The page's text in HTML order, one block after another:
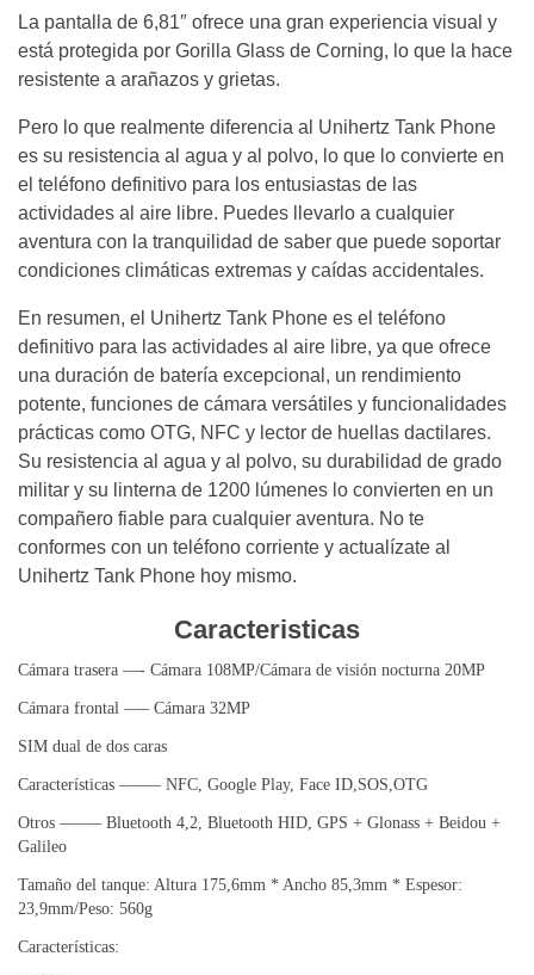
La pantalla de 6,81″ ofrece una gran experiencia visual y
está protegida por Gorilla Glass de Corning, lo que la hace
resistente a arañazos y grietas.
Pero lo que realmente diferencia al Unihertz Tank Phone
es su resistencia al agua y al polvo, lo que lo convierte en
el teléfono definitivo para los entusiastas de las
actividades al aire libre. Puedes llevarlo a cualquier
aventura con la tranquilidad de saber que puede soportar
condiciones climáticas extremas y caídas accidentales.
En resumen, el Unihertz Tank Phone es el teléfono
definitivo para las actividades al aire libre, ya que ofrece
una duración de batería excepcional, un rendimiento
potente, funciones de cámara versátiles y funcionalidades
prácticas como OTG, NFC y lector de huellas dactilares.
Su resistencia al agua y al polvo, su durabilidad de grado
militar y su linterna de 1200 lúmenes lo convierten en un
compañero fiable para cualquier aventura. No te
conformes con un teléfono corriente y actualízate al
Unihertz Tank Phone hoy mismo.
Caracteristicas
Cámara trasera —- Cámara 108MP/Cámara de visión nocturna 20MP
Cámara frontal —– Cámara 32MP
SIM dual de dos caras
Características ——– NFC, Google Play, Face ID,SOS,OTG
Otros ——– Bluetooth 4,2, Bluetooth HID, GPS + Glonass + Beidou +
Galileo
Tamaño del tanque: Altura 175,6mm * Ancho 85,3mm * Espesor:
23,9mm/Peso: 560g
Características: